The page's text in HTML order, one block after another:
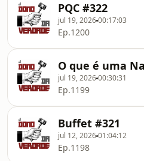
PQC #322
jul 19, 202600:17:03
Ep.1200
O que é uma
jul 19, 202600:30:31
Ep.1199
Buffet #321
jul 12, 202601:04:12
Ep.1198